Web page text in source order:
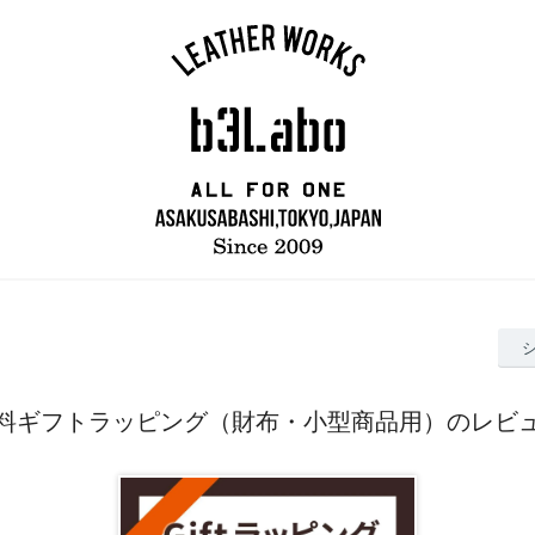
ギフトラッピング（財布・小型商品用）のレビ